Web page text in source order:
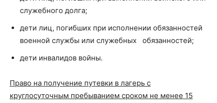
служебного долга;
дети лиц, погибших при исполнении обязанностей
военной службы или служебных обязанностей;
дети инвалидов войны.
Право на получение путевки в лагерь с
круглосуточным пребыванием сроком не менее 15